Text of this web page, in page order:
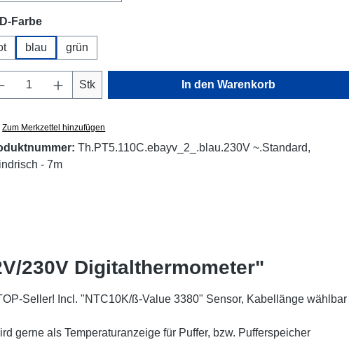
Farbeauswählen
blau grün
Anzahl: Gib den gewünschten Wert ein
Stk In den Warenkorb
Zum Merkzettel hinzufügen
Th.PT5.110C.ebayv_2_.blau.230V ~.Standard,
- 7m
230V Digitalthermometer"
Seller! Incl. "NTC10K/ß-Value 3380" Sensor, Kabellänge wählbar
gerne als Temperaturanzeige für Puffer, bzw. Pufferspeicher